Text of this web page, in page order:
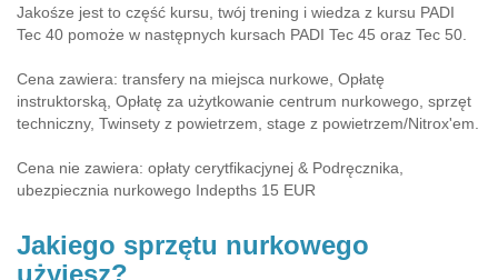
Jakośze jest to część kursu, twój trening i wiedza z kursu PADI
Tec 40 pomoże w następnych kursach PADI Tec 45 oraz Tec 50.
Cena zawiera: transfery na miejsca nurkowe, Opłatę
instruktorską, Opłatę za użytkowanie centrum nurkowego, sprzęt
techniczny, Twinsety z powietrzem, stage z powietrzem/Nitrox'em.
Cena nie zawiera: opłaty cerytfikacjynej & Podręcznika,
ubezpiecznia nurkowego Indepths 15 EUR
Jakiego sprzętu nurkowego
użyjesz?